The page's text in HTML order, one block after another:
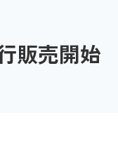
販売開